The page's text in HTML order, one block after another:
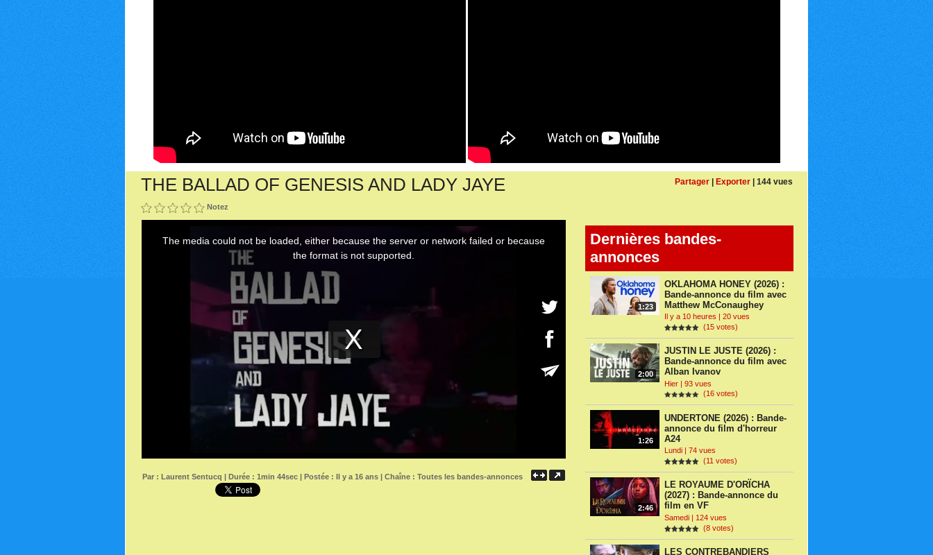
Partager | Exporter | 144 vues
THE BALLAD OF GENESIS AND LADY JAYE
Notez
Dernières bandes-
annonces
1:23
OKLAHOMA HONEY (2026) :
Bande-annonce du film avec
Matthew McConaughey
Il y a 10 heures | 20 vues
(15 votes)
2:00
JUSTIN LE JUSTE (2026) :
Bande-annonce du film avec
Alban Ivanov
Hier | 93 vues
(16 votes)
1:26
UNDERTONE (2026) : Bande-
annonce du film d'horreur
A24
Lundi | 74 vues
(11 votes)
2:46
LE ROYAUME D'ORÏCHA
(2027) : Bande-annonce du
film en VF
Samedi | 124 vues
(8 votes)
LES CONTREBANDIERS
Par : Laurent Sentucq | Durée : 1min 44sec | Postée : Il y a 16 ans | Chaîne : Toutes les bandes-annonces